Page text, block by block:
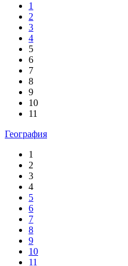
1
2
3
4
5
6
7
8
9
10
11
География
1
2
3
4
5
6
7
8
9
10
11